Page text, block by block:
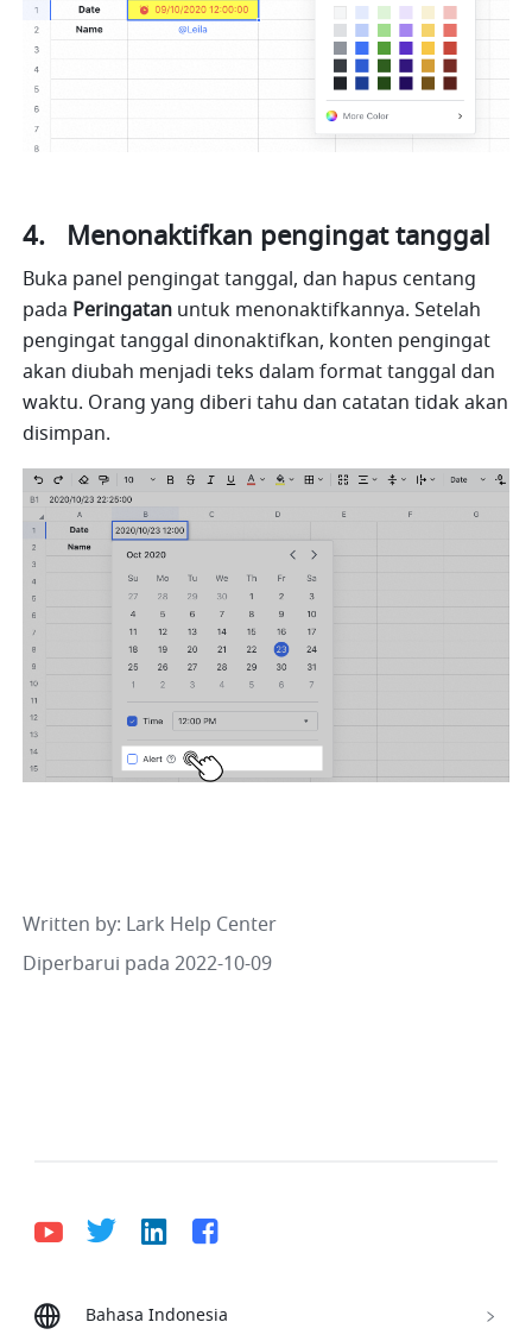
4.   Menonaktifkan pengingat tanggal
Buka panel pengingat tanggal, dan hapus centang
pada Peringatan untuk menonaktifkannya. Setelah
pengingat tanggal dinonaktifkan, konten pengingat
akan diubah menjadi teks dalam format tanggal dan
waktu. Orang yang diberi tahu dan catatan tidak akan
disimpan.
Written by: Lark Help Center
Diperbarui pada 2022-10-09
Bahasa Indonesia